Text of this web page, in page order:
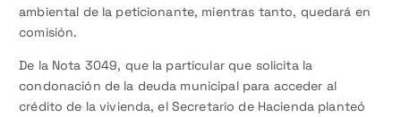
ambiental de la peticionante, mientras tanto, quedará en
comisión.
De la Nota 3049, que la particular que solicita la
condonación de la deuda municipal para acceder al
crédito de la vivienda, el Secretario de Hacienda planteó